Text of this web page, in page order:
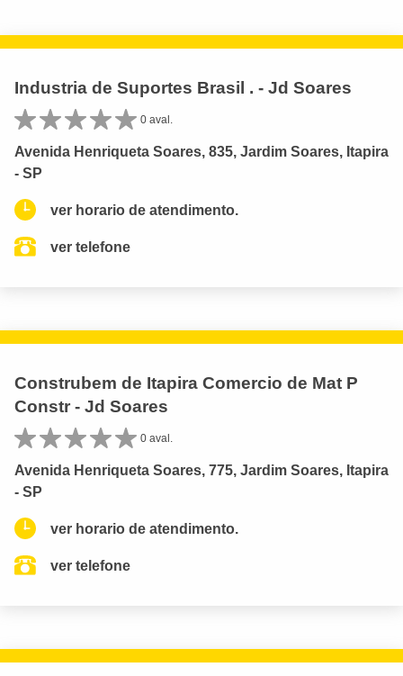
Industria de Suportes Brasil . - Jd Soares
0 aval.
Avenida Henriqueta Soares, 835, Jardim Soares, Itapira
- SP
ver horario de atendimento.
ver telefone
Construbem de Itapira Comercio de Mat P
Constr - Jd Soares
0 aval.
Avenida Henriqueta Soares, 775, Jardim Soares, Itapira
- SP
ver horario de atendimento.
ver telefone